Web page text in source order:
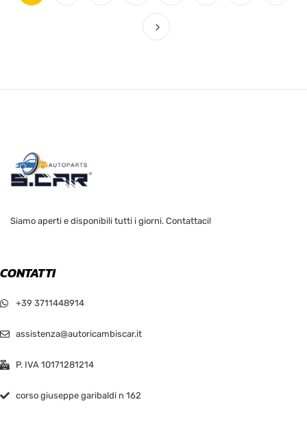
Siamo aperti e disponibili tutti i giorni. Contattaci!
CONTATTI
+39 3711448914
assistenza@autoricambiscar.it
P. IVA 10171281214
corso giuseppe garibaldi n 162